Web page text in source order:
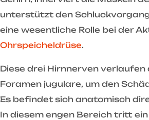
unterstützt den
eine wesentliche Rolle bei der
Ohrspeicheldrüse.
Diese drei Hirnnerven verlaufen
Foramen jugulare, um den
Es befindet sich anatomisch
In diesem engen Bereich tritt